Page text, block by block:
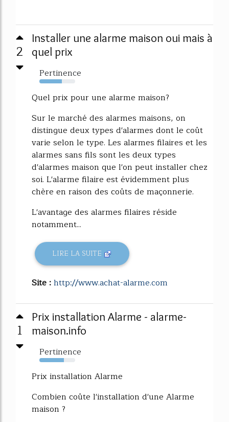
2
Installer une alarme maison oui mais à
quel prix
Pertinence
63%
Quel prix pour une alarme maison?
Sur le marché des alarmes maisons, on
distingue deux types d'alarmes dont le coût
varie selon le type. Les alarmes filaires et les
alarmes sans fils sont les deux types
d'alarmes maison que l'on peut installer chez
soi. L'alarme filaire est évidemment plus
chère en raison des coûts de maçonnerie.
L'avantage des alarmes filaires réside
notamment...
LIRE LA SUITE
Site :http://www.achat-alarme.com
1
Prix installation Alarme - alarme-
maison.info
Pertinence
68%
Prix installation Alarme
Combien coûte l'installation d'une Alarme
maison ?